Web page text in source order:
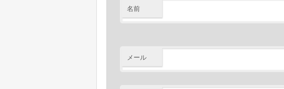
名前
メール